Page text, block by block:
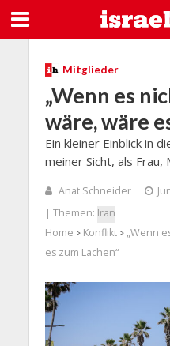
Mitglieder
„Wenn es
wäre, wäre
Ein kleiner Einblick in
meiner Sicht, als
Anat Schneider
| Themen: Iran
Home > Konflikt> „Wenn
es zum Lachen“